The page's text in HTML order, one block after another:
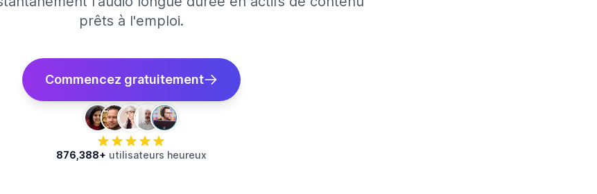
prêts à l'emploi.
Commencez gratuitement
876,388+ utilisateurs heureux